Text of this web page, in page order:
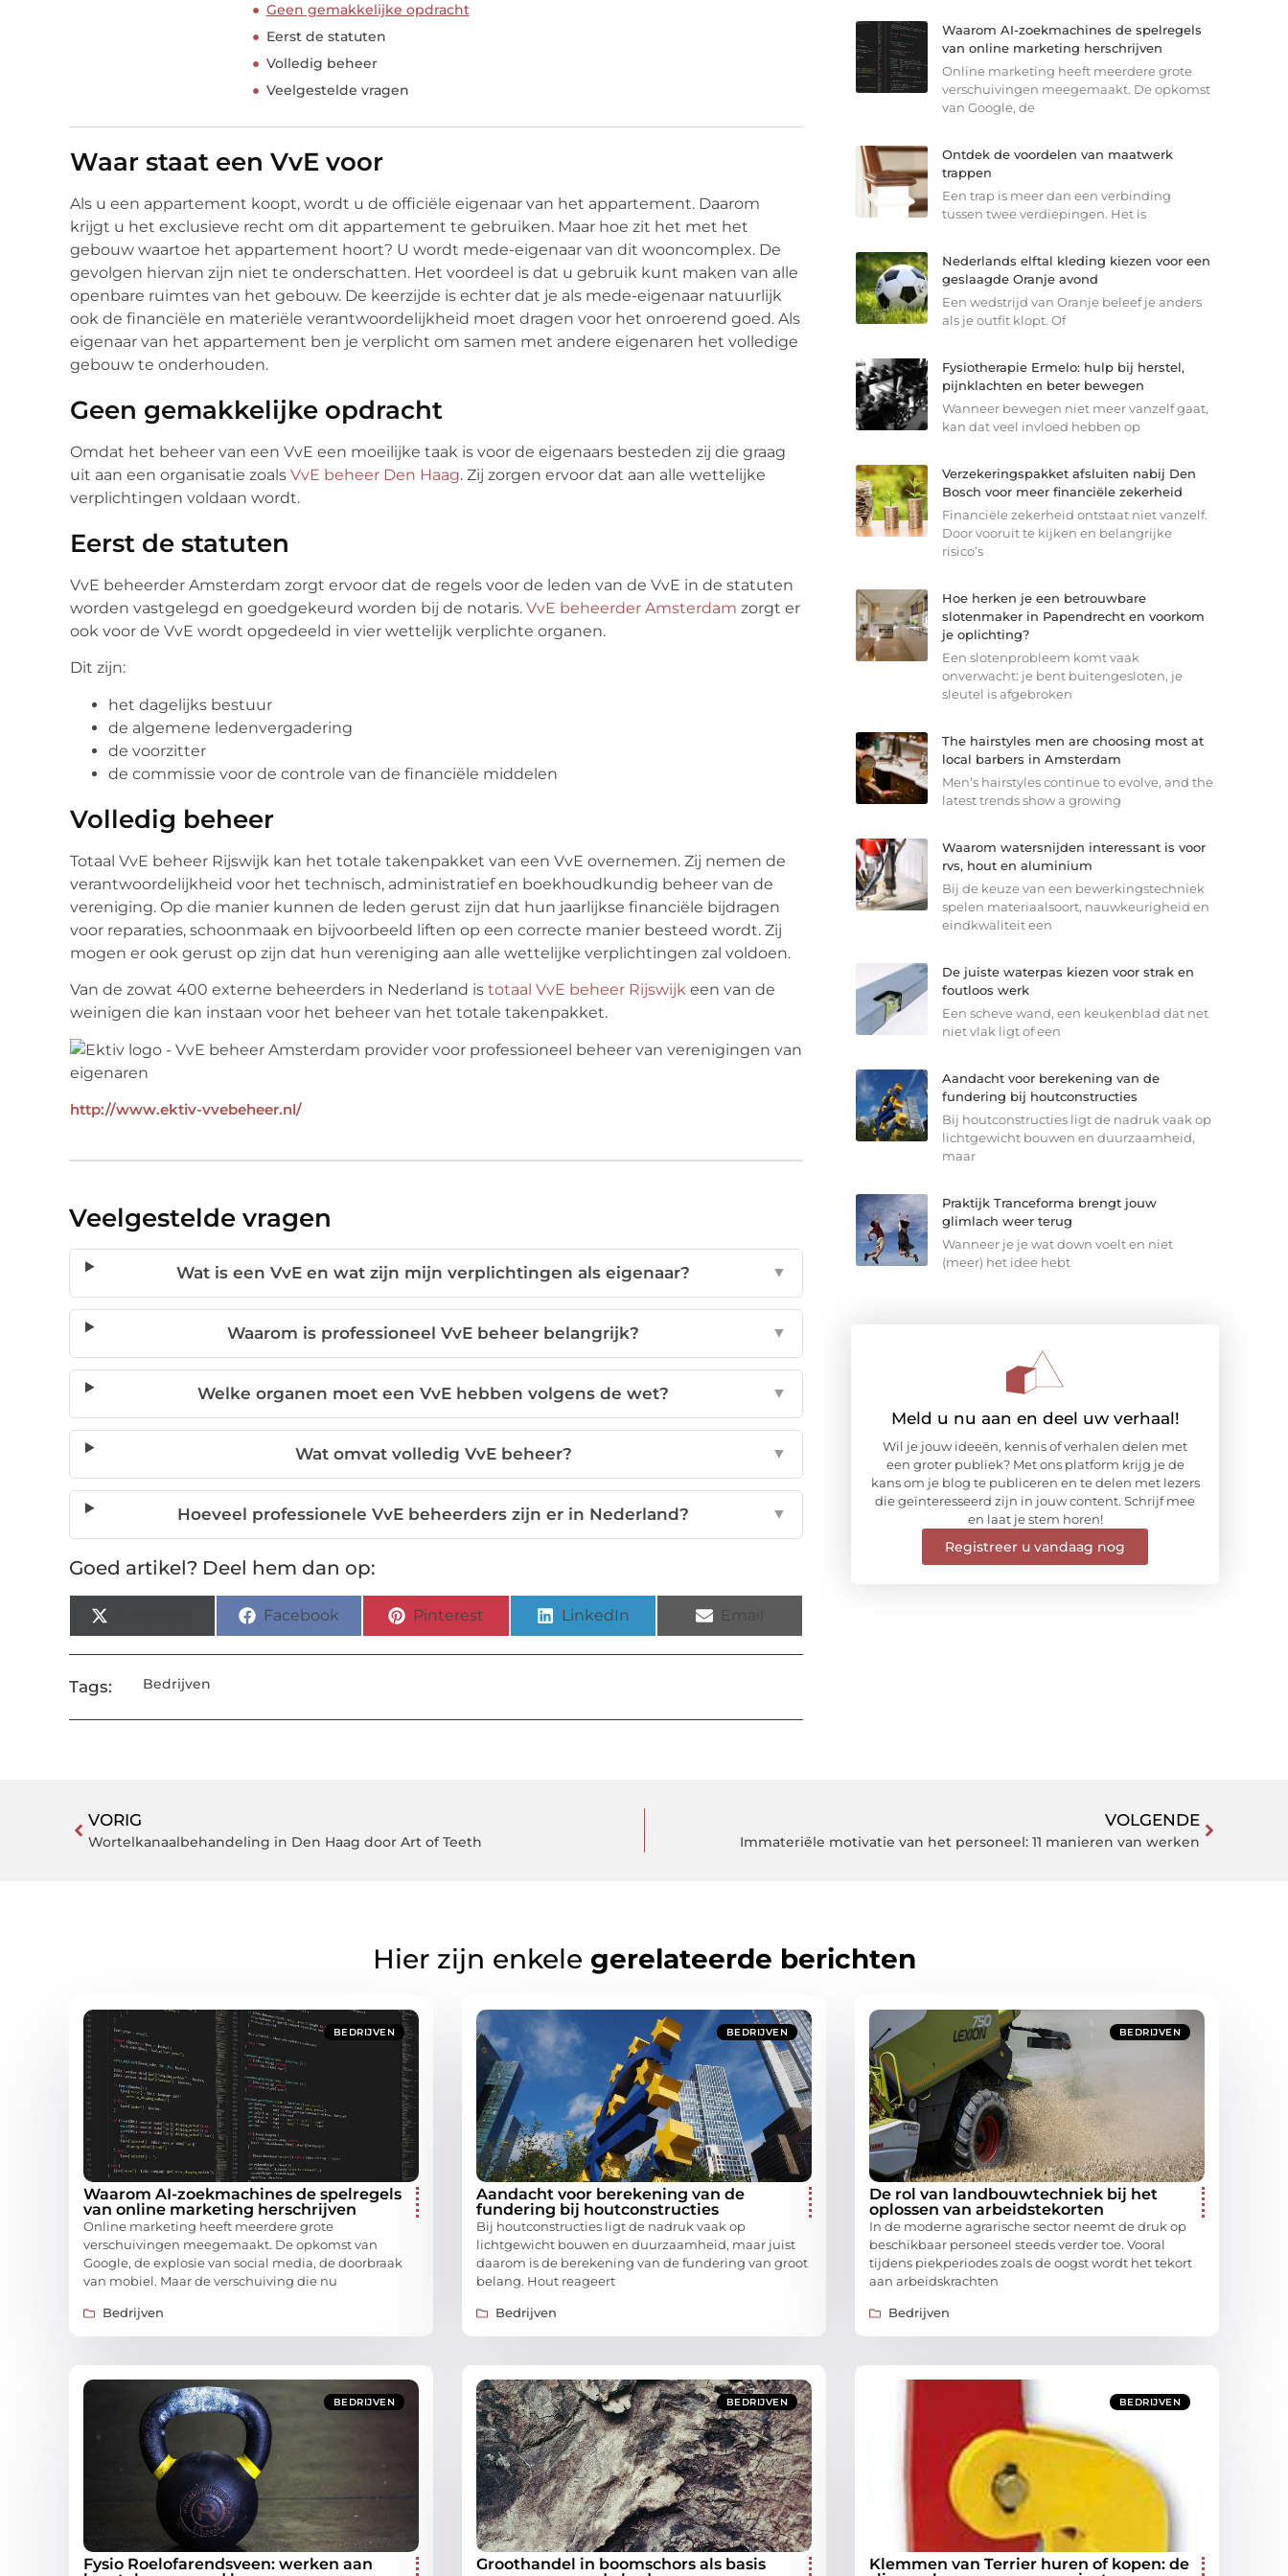
Geen gemakkelijke opdracht
Eerst de statuten
Volledig beheer
Veelgestelde vragen
Waar staat een VvE voor
Als u een appartement koopt, wordt u de officiële eigenaar van het appartement. Daarom
krijgt u het exclusieve recht om dit appartement te gebruiken. Maar hoe zit het met het
gebouw waartoe het appartement hoort? U wordt mede-eigenaar van dit wooncomplex. De
gevolgen hiervan zijn niet te onderschatten. Het voordeel is dat u gebruik kunt maken van alle
openbare ruimtes van het gebouw. De keerzijde is echter dat je als mede-eigenaar natuurlijk
ook de financiële en materiële verantwoordelijkheid moet dragen voor het onroerend goed. Als
eigenaar van het appartement ben je verplicht om samen met andere eigenaren het volledige
gebouw te onderhouden.
Geen gemakkelijke opdracht
Omdat het beheer van een VvE een moeilijke taak is voor de eigenaars besteden zij die graag
uit aan een organisatie zoals VvE beheer Den Haag. Zij zorgen ervoor dat aan alle wettelijke
verplichtingen voldaan wordt.
Eerst de statuten
VvE beheerder Amsterdam zorgt ervoor dat de regels voor de leden van de VvE in de statuten
worden vastgelegd en goedgekeurd worden bij de notaris. VvE beheerder Amsterdam zorgt er
ook voor de VvE wordt opgedeeld in vier wettelijk verplichte organen.
Dit zijn:
het dagelijks bestuur
de algemene ledenvergadering
de voorzitter
de commissie voor de controle van de financiële middelen
Volledig beheer
Totaal VvE beheer Rijswijk kan het totale takenpakket van een VvE overnemen. Zij nemen de
verantwoordelijkheid voor het technisch, administratief en boekhoudkundig beheer van de
vereniging. Op die manier kunnen de leden gerust zijn dat hun jaarlijkse financiële bijdragen
voor reparaties, schoonmaak en bijvoorbeeld liften op een correcte manier besteed wordt. Zij
mogen er ook gerust op zijn dat hun vereniging aan alle wettelijke verplichtingen zal voldoen.
Van de zowat 400 externe beheerders in Nederland is totaal VvE beheer Rijswijk een van de
weinigen die kan instaan voor het beheer van het totale takenpakket.
http://www.ektiv-vvebeheer.nl/
Veelgestelde vragen
Wat is een VvE en wat zijn mijn verplichtingen als eigenaar? ▼
Waarom is professioneel VvE beheer belangrijk? ▼
Welke organen moet een VvE hebben volgens de wet? ▼
Wat omvat volledig VvE beheer? ▼
Hoeveel professionele VvE beheerders zijn er in Nederland? ▼
Goed artikel? Deel hem dan op:
Facebook Pinterest LinkedIn
Tags: Bedrijven
Waarom AI-zoekmachines de spelregels
van online marketing herschrijven
Online marketing heeft meerdere grote
verschuivingen meegemaakt. De opkomst
van Google, de
Ontdek de voordelen van maatwerk
trappen
Een trap is meer dan een verbinding
tussen twee verdiepingen. Het is
Nederlands elftal kleding kiezen voor een
geslaagde Oranje avond
Een wedstrijd van Oranje beleef je anders
als je outfit klopt. Of
Fysiotherapie Ermelo: hulp bij herstel,
pijnklachten en beter bewegen
Wanneer bewegen niet meer vanzelf gaat,
kan dat veel invloed hebben op
Verzekeringspakket afsluiten nabij Den
Bosch voor meer financiële zekerheid
Financiële zekerheid ontstaat niet vanzelf.
Door vooruit te kijken en belangrijke
risico’s
Hoe herken je een betrouwbare
slotenmaker in Papendrecht en voorkom
je oplichting?
Een slotenprobleem komt vaak
onverwacht: je bent buitengesloten, je
sleutel is afgebroken
The hairstyles men are choosing most at
local barbers in Amsterdam
Men’s hairstyles continue to evolve, and the
latest trends show a growing
Waarom watersnijden interessant is voor
rvs, hout en aluminium
Bij de keuze van een bewerkingstechniek
spelen materiaalsoort, nauwkeurigheid en
eindkwaliteit een
De juiste waterpas kiezen voor strak en
foutloos werk
Een scheve wand, een keukenblad dat net
niet vlak ligt of een
Aandacht voor berekening van de
fundering bij houtconstructies
Bij houtconstructies ligt de nadruk vaak op
lichtgewicht bouwen en duurzaamheid,
maar
Praktijk Tranceforma brengt jouw
glimlach weer terug
Wanneer je je wat down voelt en niet
(meer) het idee hebt
Meld u nu aan en deel uw verhaal!
Wil je jouw ideeën, kennis of verhalen delen met
een groter publiek? Met ons platform krijg je de
kans om je blog te publiceren en te delen met lezers
die geïnteresseerd zijn in jouw content. Schrijf mee
en laat je stem horen!
Registreer u vandaag nog
VORIG
Wortelkanaalbehandeling in Den Haag door Art of Teeth
VOLGENDE
Immateriële motivatie van het personeel: 11 manieren van werken
Hier zijn enkele gerelateerde berichten
BEDRIJVEN
Waarom AI-zoekmachines de spelregels
van online marketing herschrijven
Online marketing heeft meerdere grote
verschuivingen meegemaakt. De opkomst van
Google, de explosie van social media, de doorbraak
van mobiel. Maar de verschuiving die nu
Bedrijven
BEDRIJVEN
Aandacht voor berekening van de
fundering bij houtconstructies
Bij houtconstructies ligt de nadruk vaak op
lichtgewicht bouwen en duurzaamheid, maar juist
daarom is de berekening van de fundering van groot
belang. Hout reageert
Bedrijven
BEDRIJVEN
De rol van landbouwtechniek bij het
oplossen van arbeidstekorten
In de moderne agrarische sector neemt de druk op
beschikbaar personeel steeds verder toe. Vooral
tijdens piekperiodes zoals de oogst wordt het tekort
aan arbeidskrachten
Bedrijven
BEDRIJVEN
Fysio Roelofarendsveen: werken aan
BEDRIJVEN
Groothandel in boomschors als basis
BEDRIJVEN
Klemmen van Terrier huren of kopen: de